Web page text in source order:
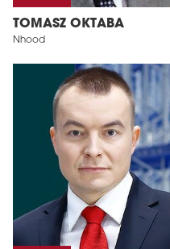
TOMASZ OKTABA
Nhood